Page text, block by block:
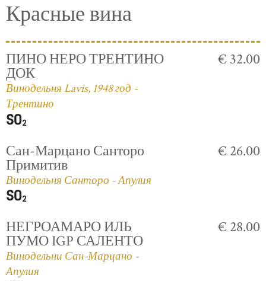
Красные вина
ПИНО НЕРО ТРЕНТИНО
ДОК
Винодельня Lavis, 1948 год -
Трентино
€ 32.00
Сан-Марцано Санторо
Примитив
Винодельня Санторо - Апулия
€ 26.00
НЕГРОАМАРО ИЛЬ
ПУМО IGP САЛЕНТО
Винодельни Сан-Марцано -
Апулия
€ 28.00